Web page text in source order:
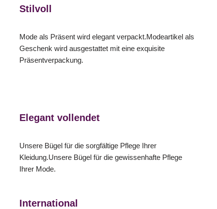
Stilvoll
Mode als Präsent wird elegant verpackt.Modeartikel als
Geschenk wird ausgestattet mit eine exquisite
Präsentverpackung.
Elegant vollendet
Unsere Bügel für die sorgfältige Pflege Ihrer
Kleidung.Unsere Bügel für die gewissenhafte Pflege
Ihrer Mode.
International